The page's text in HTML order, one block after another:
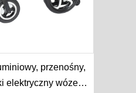
przenośny,
elektryczny wózek